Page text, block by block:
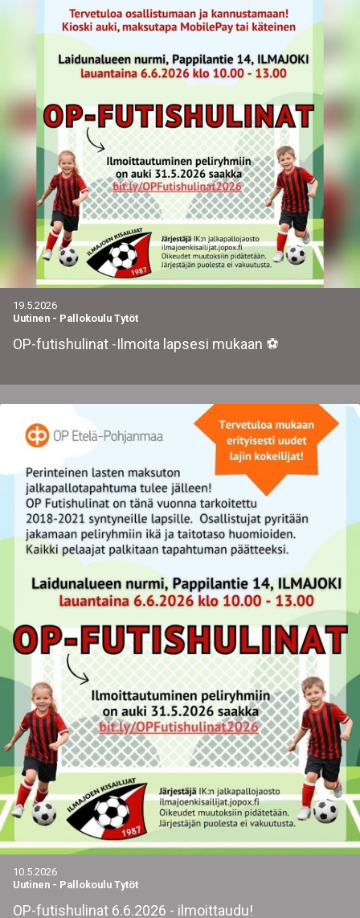
19.5.2026
Uutinen - Pallokoulu Tytöt
OP-futishulinat -Ilmoita lapsesi mukaan ⚽️
10.5.2026
Uutinen - Pallokoulu Tytöt
OP-futishulinat 6.6.2026 - ilmoittaudu!